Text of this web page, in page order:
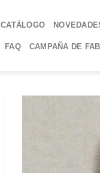
CATÁLOGO
FAQ CAMPAÑA DE